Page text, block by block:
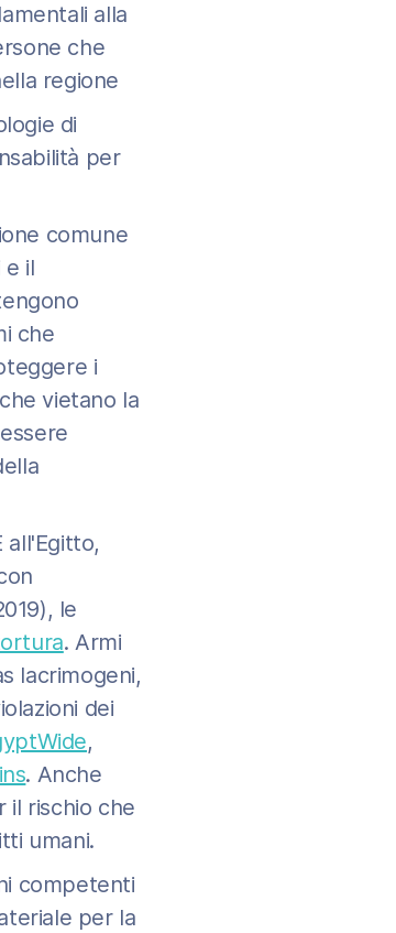
alla
che
regione
di
per
comune
e il
che
i
vietano la
all'Egitto,
le
. Armi
lacrimogeni,
dei
,
. Anche
il rischio che
umani.
competenti
per la